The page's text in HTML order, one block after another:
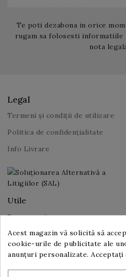
Te poti dezabona in orice
rugam sa folosesti informatiile
nota
Legal
Termeni și condiții de utilizare
Politica de confidențialitate
Info Livrare
Utile
Despre noi
Contact
Proiect IT pentru Digitalizarea
Acest magazin vă solicită să
cookie-urile de publicitate ale
anunțuri personalizate.